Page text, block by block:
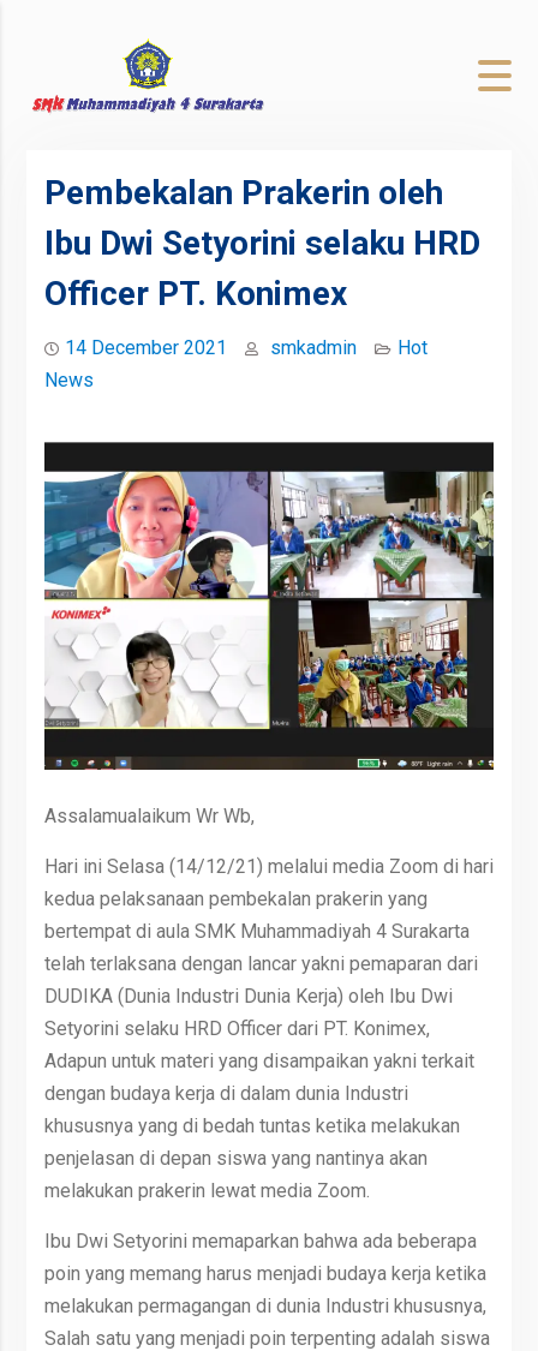
Pembekalan Prakerin oleh
Ibu Dwi Setyorini selaku HRD
Officer PT. Konimex
14 December 2021 smkadmin
Hot
News
Assalamualaikum Wr Wb,
Hari ini Selasa (14/12/21) melalui media Zoom di hari
kedua pelaksanaan pembekalan prakerin yang
bertempat di aula SMK Muhammadiyah 4 Surakarta
telah terlaksana dengan lancar yakni pemaparan dari
DUDIKA (Dunia Industri Dunia Kerja) oleh Ibu Dwi
Setyorini selaku HRD Officer dari PT. Konimex,
Adapun untuk materi yang disampaikan yakni terkait
dengan budaya kerja di dalam dunia Industri
khususnya yang di bedah tuntas ketika melakukan
penjelasan di depan siswa yang nantinya akan
melakukan prakerin lewat media Zoom.
Ibu Dwi Setyorini memaparkan bahwa ada beberapa
poin yang memang harus menjadi budaya kerja ketika
melakukan permagangan di dunia Industri khususnya,
Salah satu yang menjadi poin terpenting adalah siswa